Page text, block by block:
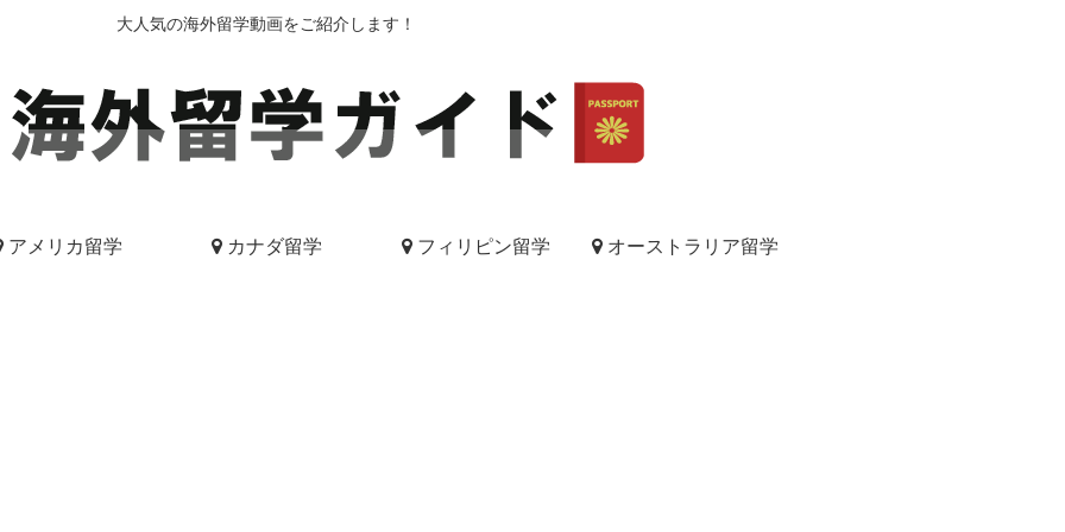
大人気の海外留学動画をご紹介します！
アメリカ留学 カナダ留学 フィリピン留学 オーストラリア留学